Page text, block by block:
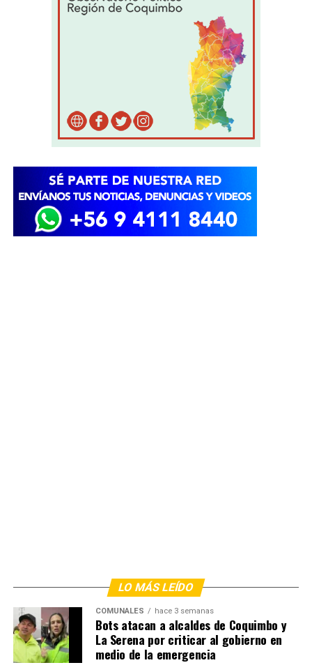
LO MÁS LEÍDO
COMUNALES hace 3 semanas
Bots atacan a alcaldes de Coquimbo y
La Serena por criticar al gobierno en
medio de la emergencia